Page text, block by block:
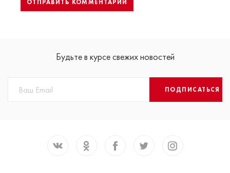
Будьте в курсе свежих новостей
ПОДПИСАТЬСЯ